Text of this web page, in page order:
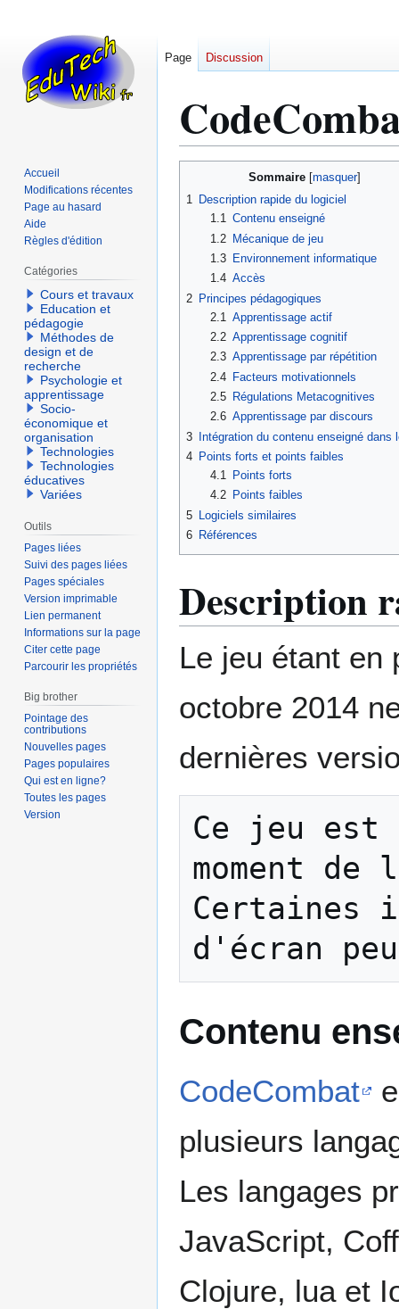
Sommaire
1 Description rapide du logiciel
1.1 Contenu enseigné
1.2
Mécanique de jeu
1.3
Environnement informatique
1.4 Accès
2 Principes pédagogiques
2.1
Apprentissage actif
2.2 Apprentissage cognitif
2.3 Apprentissage par répétition
2.4 Facteurs motivationnels
2.5
Régulations Metacognitives
2.6 Apprentissage par discours
3 Intégration du contenu enseigné dans
4 Points forts et points faibles
4.1
Points forts
4.2
Points faibles
5 Logiciels similaires
6 Références
Description
Le jeu étant en
octobre 2014
dernières
Ce jeu est
moment
Certaines
Contenu
CodeCombat
plusieurs
Les langages
JavaScript,
Clojure, lua et
Page Discussion
Accueil
Modifications récentes
Page au hasard
Aide
Règles d'édition
Catégories
Cours et travaux
Education et
pédagogie
Méthodes de
design et de
recherche
Psychologie et
apprentissage
Socio-
économique et
organisation
Technologies
Technologies
éducatives
Variées
Outils
Pages liées
Suivi des pages liées
Pages spéciales
Version imprimable
Lien permanent
Informations sur la page
Citer cette page
Parcourir les propriétés
Big brother
Pointage des
contributions
Nouvelles pages
Pages populaires
Qui est en ligne?
Toutes les pages
Version